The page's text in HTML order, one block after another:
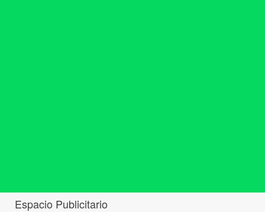
Espacio Publicitario